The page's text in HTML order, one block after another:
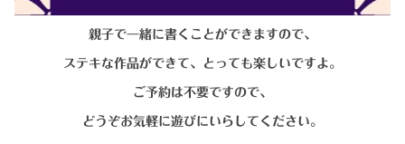
親子で一緒に書くことができますので、
ステキな作品ができて、とっても楽しいですよ。
ご予約は不要ですので、
どうぞお気軽に遊びにいらしてください。